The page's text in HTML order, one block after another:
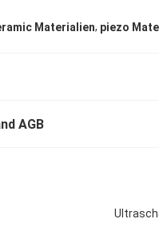
Materialien, piezo
AGB